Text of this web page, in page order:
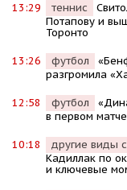
13:29 теннис
Потапову и
Торонто
13:26 футбол
разгромила
12:58 футбол
в первом
10:18 другие виды
Кадиллак по
и ключевые